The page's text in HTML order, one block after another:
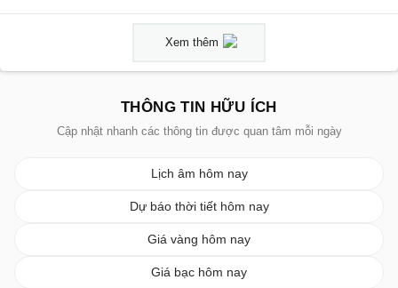
Xem thêm
THÔNG TIN HỮU ÍCH
Cập nhật nhanh các thông tin được quan tâm mỗi ngày
Lịch âm hôm nay
Dự báo thời tiết hôm nay
Giá vàng hôm nay
Giá bạc hôm nay